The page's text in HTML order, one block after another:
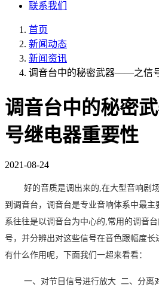
联系我们
首页
新闻动态
新闻资讯
调音台中的秘密武器——之信
调音台中的秘密
号继电器重要性
2021-08-24
好的音质是调出来的,在大型音响剧
到调音台， 调音台是专业音响体系中最
系往往是以调音台为中心的,常用的调音
号，并分辨出对这些信号在音色跟幅度长
有什么作用呢，下面我们一超来看看：
一、 对节目信号进行放大 二、 分离